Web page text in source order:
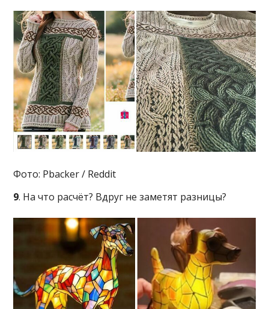
Фото: Pbacker / Reddit
9. На что расчёт? Вдруг не заметят разницы?